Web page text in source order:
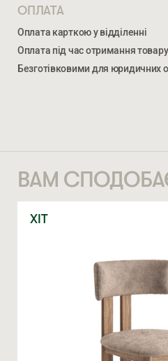
ОПЛАТА
Оплата карткою у відділенні
Оплата під час отримання товару
Безготівковими для юридичних
ВАМ
ХІТ
СТАТИ ПАРТНЕРОМ
СІД
3 241ГРН4 052ГРН
НОМЕР ТЕЛЕФОНУ *